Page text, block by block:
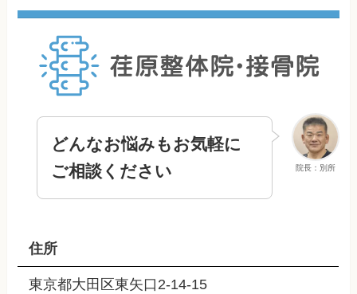
院長：別所
どんなお悩みもお気軽に
ご相談ください
住所
東京都大田区東矢口2-14-15